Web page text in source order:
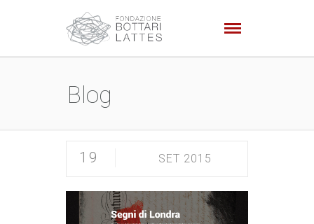
Blog
19 SET 2015